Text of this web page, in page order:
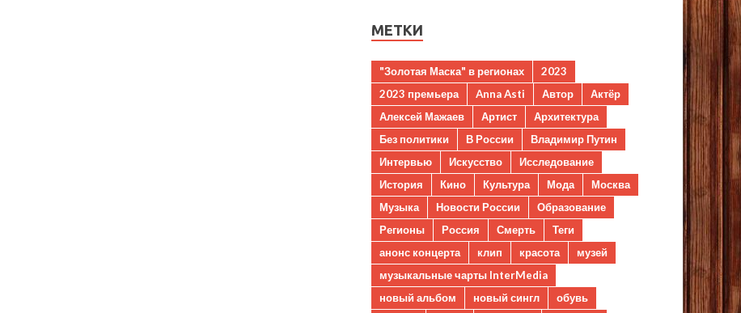
МЕТКИ
"Золотая Маска" в регионах
2023
2023 премьера
Anna Asti Автор
Актёр
Алексей Мажаев
Артист
Архитектура
Без политики
В России
Владимир Путин
Интервью
Искусство
Исследование
История
Кино Культура Мода
Москва
Музыка
Новости России
Образование
Регионы
Россия Смерть
Теги
анонс концерта
клип красота
музей
музыкальные чарты InterMedia
новый альбом
новый сингл
обувь